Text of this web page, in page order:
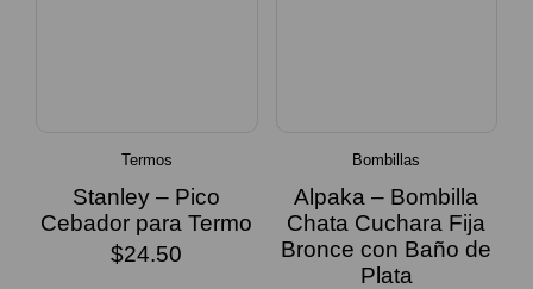
Termos
Stanley – Pico
Cebador para Termo
$24.50
Bombillas
Alpaka – Bombilla
Chata Cuchara Fija
Bronce con Baño de
Plata